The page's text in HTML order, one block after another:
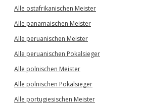
Alle ostafrikanischen Meister
Alle panamaischen Meister
Alle peruanischen Meister
Alle peruanischen Pokalsieger
Alle polnischen Meister
Alle polnischen Pokalsieger
Alle portugiesischen Meister